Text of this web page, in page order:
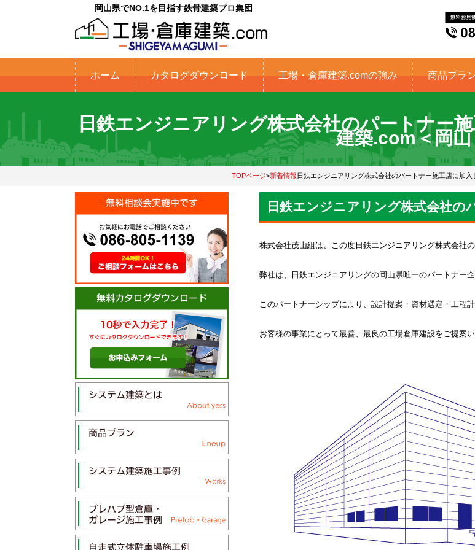
岡山県でNO.1を目指す鉄骨建築プロ集団
ホーム カタログダウンロード 工場・倉庫建築.comの強み 商品プラ
日鉄エンジニアリング株式会社のパートナー
建築.com＜岡山
TOPページ>新着情報日鉄エンジニアリング株式会社のパートナー施工店に加
日鉄エンジニアリング株式会社の
株式会社茂山組は、この度日鉄エンジニアリング株式会社
弊社は、日鉄エンジニアリングの岡山県唯一のパートナー企
このパートナーシップにより、設計提案・資材選定・工程
お客様の事業にとって最善、最良の工場倉庫建設をご提案い